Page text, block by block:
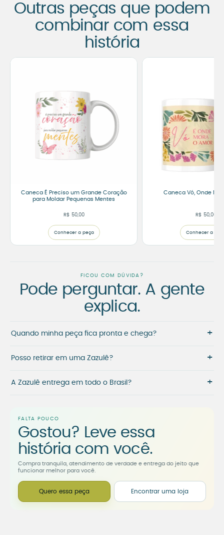
Outras peças que podem
combinar com essa
história
Caneca É Preciso um Grande Coração
para Moldar Pequenas Mentes
R$ 50,00
Conhecer a peça
Caneca Vó, Onde
R$ 50,00
Conhecer a
FICOU COM DÚVIDA?
Pode perguntar. A gente
explica.
Quando minha peça fica pronta e chega? +
Posso retirar em uma Zazulê? +
A Zazulê entrega em todo o Brasil? +
FALTA POUCO
Gostou? Leve essa
história com você.
Compra tranquila, atendimento de verdade e entrega do jeito que
funcionar melhor para você.
Quero essa peça Encontrar uma loja